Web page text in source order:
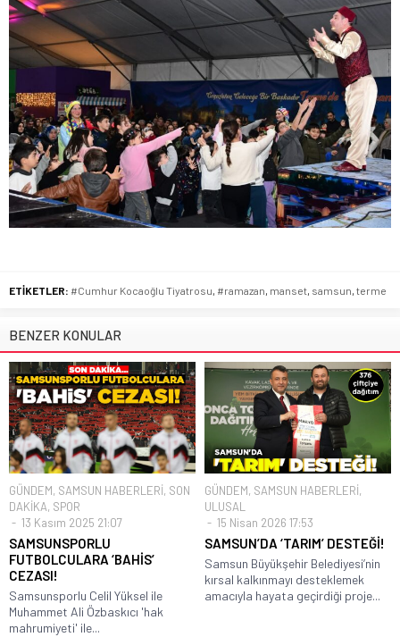
ETİKETLER: #Cumhur Kocaoğlu Tiyatrosu, #ramazan, manset, samsun, terme
BENZER KONULAR
GÜNDEM, SAMSUN HABERLERİ, SON
DAKİKA, SPOR
13 Kasım 2025 21:07
SAMSUNSPORLU
FUTBOLCULARA ‘BAHİS’
CEZASI!
Samsunsporlu Celil Yüksel ile
Muhammet Ali Özbaskıcı 'hak
mahrumiyeti' ile...
GÜNDEM, SAMSUN HABERLERİ,
ULUSAL
15 Nisan 2026 17:53
SAMSUN’DA ‘TARIM’ DESTEĞİ!
Samsun Büyükşehir Belediyesi’nin
kırsal kalkınmayı desteklemek
amacıyla hayata geçirdiği proje...